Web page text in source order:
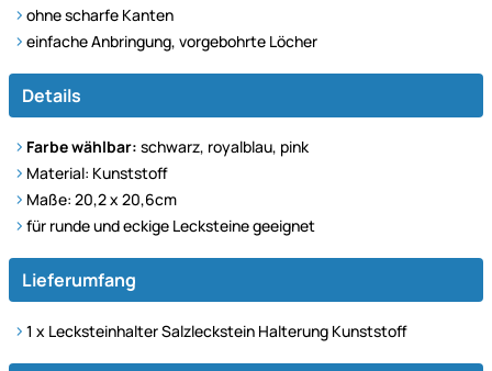
ohne scharfe Kanten
einfache Anbringung, vorgebohrte Löcher
Details
Farbe wählbar: schwarz, royalblau, pink
Material: Kunststoff
Maße: 20,2 x 20,6cm
für runde und eckige Lecksteine geeignet
Lieferumfang
1 x Lecksteinhalter Salzleckstein Halterung Kunststoff